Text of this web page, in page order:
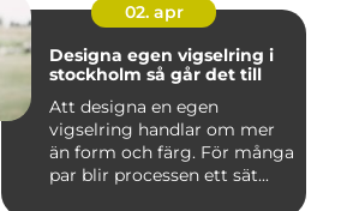
02. apr
Designa egen vigselring i
stockholm så går det till
Att designa en egen
vigselring handlar om mer
än form och färg. För många
par blir processen ett sät...